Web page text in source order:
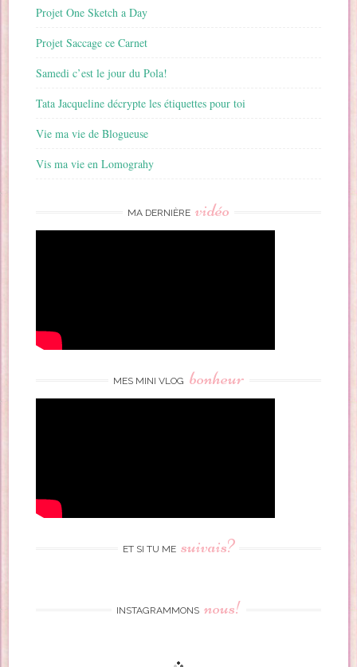
Projet One Sketch a Day
Projet Saccage ce Carnet
Samedi c’est le jour du Pola!
Tata Jacqueline décrypte les étiquettes pour toi
Vie ma vie de Blogueuse
Vis ma vie en Lomograhy
MA DERNIÈRE vidéo
MES MINI VLOG bonheur
ET SI TU ME suivais?
INSTAGRAMMONS nous!